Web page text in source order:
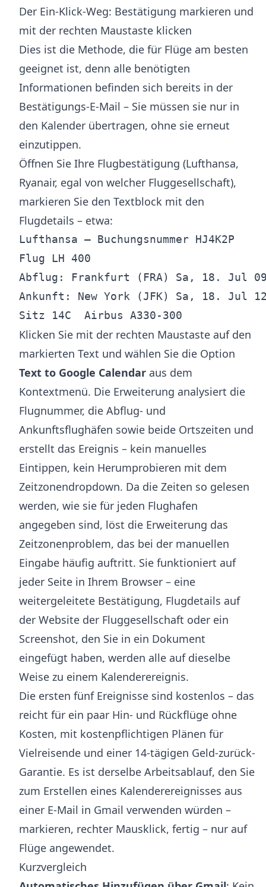
Der Ein-Klick-Weg: Bestätigung markieren und
mit der rechten Maustaste klicken
Dies ist die Methode, die für Flüge am besten
geeignet ist, denn alle benötigten
Informationen befinden sich bereits in der
Bestätigungs-E-Mail – Sie müssen sie nur in
den Kalender übertragen, ohne sie erneut
einzutippen.
Öffnen Sie Ihre Flugbestätigung (Lufthansa,
Ryanair, egal von welcher Fluggesellschaft),
markieren Sie den Textblock mit den
Flugdetails – etwa:
Lufthansa – Buchungsnummer HJ4K2P
Flug LH 400
Abflug: Frankfurt (FRA) Sa, 18. Jul
Ankunft: New York (JFK) Sa, 18. Jul
Klicken Sie mit der rechten Maustaste auf den
markierten Text und wählen Sie die Option
Text to Google Calendar aus dem
Kontextmenü. Die Erweiterung analysiert die
Flugnummer, die Abflug- und
Ankunftsflughäfen sowie beide Ortszeiten und
erstellt das Ereignis – kein manuelles
Eintippen, kein Herumprobieren mit dem
Zeitzonendropdown. Da die Zeiten so gelesen
werden, wie sie für jeden Flughafen
angegeben sind, löst die Erweiterung das
Zeitzonenproblem, das bei der manuellen
Eingabe häufig auftritt. Sie funktioniert auf
jeder Seite in Ihrem Browser – eine
weitergeleitete Bestätigung, Flugdetails auf
der Website der Fluggesellschaft oder ein
Screenshot, den Sie in ein Dokument
eingefügt haben, werden alle auf dieselbe
Weise zu einem Kalenderereignis.
Die ersten fünf Ereignisse sind kostenlos – das
reicht für ein paar Hin- und Rückflüge ohne
Kosten, mit kostenpflichtigen Plänen für
Vielreisende und einer 14-tägigen Geld-zurück-
Garantie. Es ist derselbe Arbeitsablauf, den Sie
zum Erstellen eines Kalenderereignisses aus
einer E-Mail in Gmail verwenden würden –
markieren, rechter Mausklick, fertig – nur auf
Flüge angewendet.
Kurzvergleich